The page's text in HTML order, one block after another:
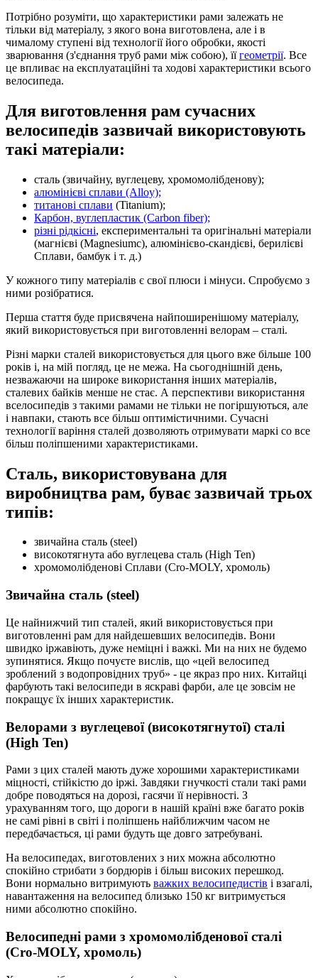
Потрібно розуміти, що характеристики рами залежать не
тільки від матеріалу, з якого вона виготовлена, але і в
чималому ступені від технології його обробки, якості
зварювання (з'єднання труб рами між собою), їїгеометрії. Все
це впливає на експлуатаційні та ходові характеристики всього
велосипеда.
Для виготовлення рам сучасних
велосипедів зазвичай використовують
такі матеріали:
сталь (звичайну, вуглецеву, хромомолібденову);
алюмінієві сплави (Alloy);
титанові сплави (Titanium);
Карбон, вуглепластик (Carbon fiber);
різні рідкісні, експериментальні та оригінальні матеріали
(магнієві (Magnesiumc), алюмінієво-скандієві, берилієві
Сплави, бамбук і т. д.)
У кожного типу матеріалів є свої плюси і мінуси. Спробуємо з
ними розібратися.
Перша стаття буде присвячена найпоширенішому матеріалу,
який використовується при виготовленні велорам – сталі.
Різні марки сталей використовується для цього вже більше 100
років і, на мій погляд, це не межа. На сьогоднішній день,
незважаючи на широке використання інших матеріалів,
сталевих байків менше не стає. А перспективи використання
вселосипедів з такими рамами не тільки не погіршуються, але
і навпаки, стають все більш оптимістичними. Сучасні
технології варіння сталей дозволяють отримувати маркі со все
більш поліпшеними характеристиками.
Сталь, використовувана для
виробництва рам, буває зазвичай трьох
типів:
звичайна сталь (steel)
високотягнута або вуглецева сталь (High Ten)
хромомолібденові Сплави (Cro-MOLY, хромоль)
Звичайна сталь (steel)
Це найнижчий тип сталей, який використовується при
виготовленні рам для найдешевших велосипедів. Вони
швидко іржавіють, дуже неміцні і важкі. Ми на них не будемо
зупинятися. Якщо почуєте вислів, що «цей велосипед
зроблений з водопровідних труб» - це якраз про них. Китайці
фарбують такі велосипеди в яскраві фарби, але це зовсім не
покращує їх інших характеристик.
Велорами з вуглецевої (високотягнутої) сталі
(High Ten)
Рами з цих сталей мають дуже хорошими характеристиками
міцності, стійкістю до іржі. Завдяки гнучкості стали такі рами
добре поводяться на дорозі, гасячи її нерівності. З
урахуванням того, що дороги в нашій країні вже багато років
не самі рівні в світі і поліпшень найближчим часом не
передбачається, ці рами будуть ще довго затребувані.
На велосипедах, виготовлених з них можна абсолютно
спокійно стрибати з бордюрів і більш високих перешкод.
Вони нормально витримують важких велосипедистів і взагалі,
навантаження на велосипед близько 150 кг витримується
ними абсолютно спокійно.
Велосипедні рами з хромомолібденової сталі
(Cro-MOLY, хромоль)